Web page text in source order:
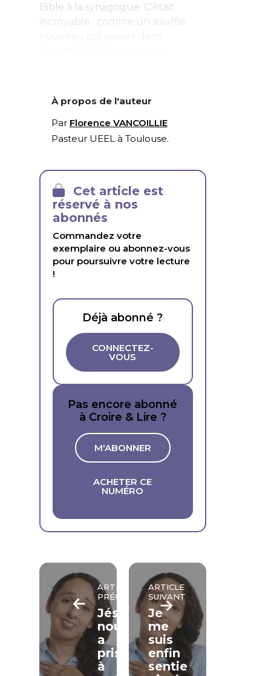
Bible à la synagogue. C’était
incroyable : comme un souffle
À propos de l'auteur
Par Florence VANCOILLIE
Pasteur UEEL à Toulouse.
Cet article est
réservé à nos
abonnés
Commandez votre
exemplaire ou abonnez-vous
pour poursuivre votre lecture
!
Déjà abonné ?
CONNECTEZ-
VOUS
Pas encore abonné
à Croire & Lire ?
M'ABONNER
ACHETER CE
NUMÉRO
ARTICLE
PRÉCÉDENT
Jésus
nous
a
pris
à
ARTICLE
SUIVANT
Je
me
suis
enfin
sentie